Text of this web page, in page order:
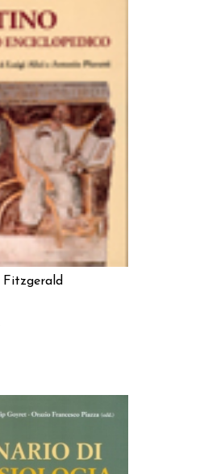
AL CARRELLO
Fitzgerald